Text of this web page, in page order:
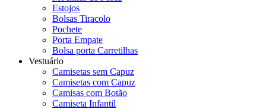
Estojos
Bolsas Tiracolo
Pochete
Porta Empate
Bolsa porta Carretilhas
Vestuário
Camisetas sem Capuz
Camisetas com Capuz
Camisas com Botão
Camiseta Infantil